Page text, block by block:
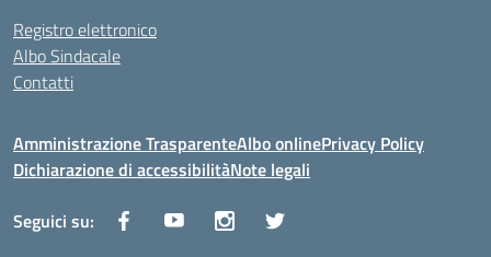
Registro elettronico
Albo Sindacale
Contatti
Amministrazione TrasparenteAlbo onlinePrivacy Policy
Dichiarazione di accessibilitàNote legali
Seguici su: